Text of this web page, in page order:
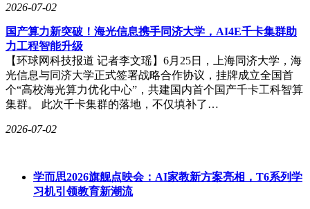
2026-07-02
国产算力新突破！海光信息携手同济大学，AI4E千卡集群助
力工程智能升级
【环球网科技报道 记者李文瑶】6月25日，上海同济大学，海
光信息与同济大学正式签署战略合作协议，挂牌成立全国首
个“高校海光算力优化中心”，共建国内首个国产千卡工科智算
集群。 此次千卡集群的落地，不仅填补了…
2026-07-02
学而思2026旗舰点映会：AI家教新方案亮相，T6系列学
习机引领教育新潮流